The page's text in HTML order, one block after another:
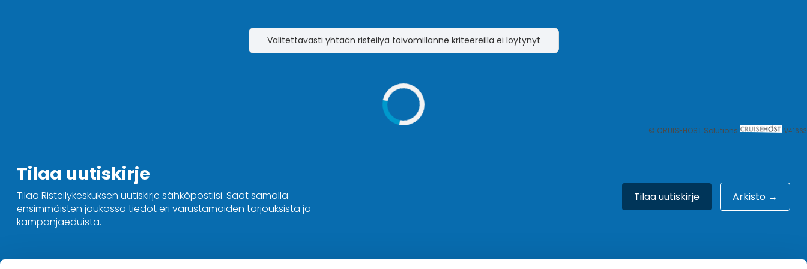
Valitettavasti yhtään risteilyä toivomillanne kriteereillä ei löytynyt
© CRUISEHOST Solutions V4.1663
Tilaa uutiskirje
Tilaa Risteilykeskuksen uutiskirje sähköpostiisi. Saat samalla
ensimmäisten joukossa tiedot eri varustamoiden tarjouksista ja
kampanjaeduista.
Tilaa uutiskirje Arkisto →
Ota yhteyttä Hyvä tietää Meistä